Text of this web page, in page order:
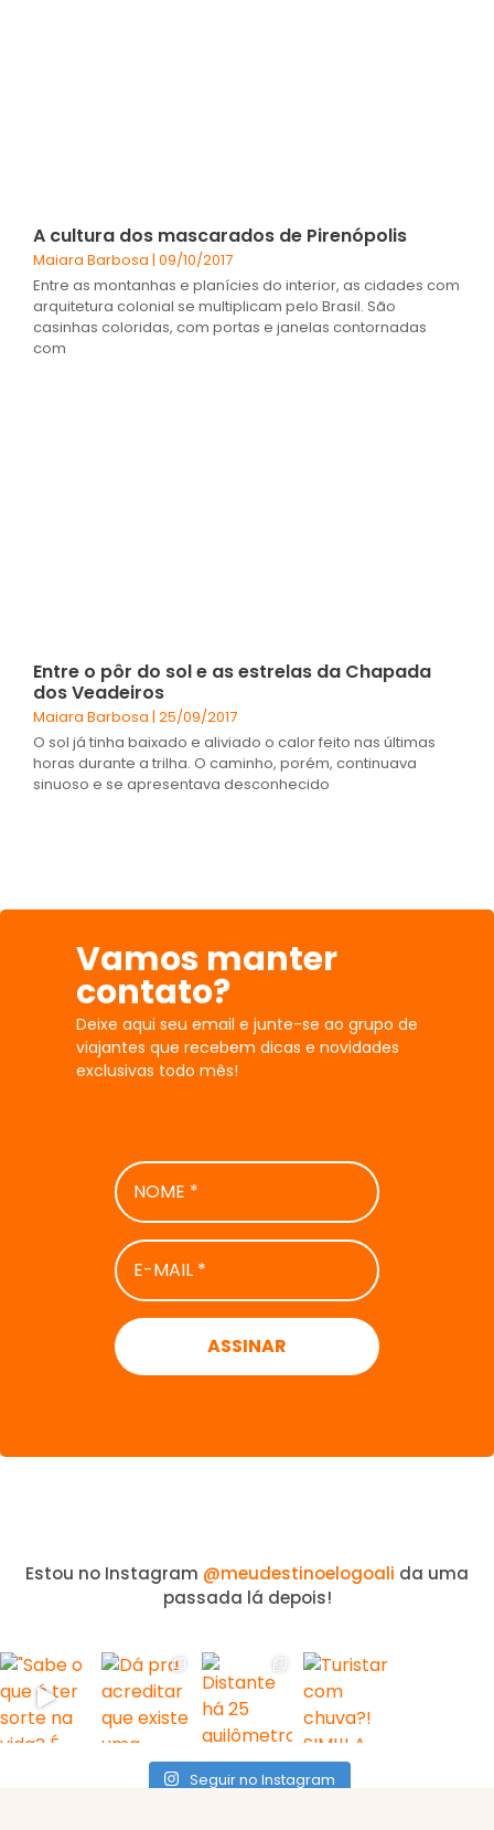
A cultura dos mascarados de Pirenópolis
Maiara Barbosa 09/10/2017
Entre as montanhas e planícies do interior, as cidades com
arquitetura colonial se multiplicam pelo Brasil. São
casinhas coloridas, com portas e janelas contornadas
com
Entre o pôr do sol e as estrelas da Chapada
dos Veadeiros
Maiara Barbosa 25/09/2017
O sol já tinha baixado e aliviado o calor feito nas últimas
horas durante a trilha. O caminho, porém, continuava
sinuoso e se apresentava desconhecido
Vamos manter
contato?
Deixe aqui seu email e junte-se ao grupo de
viajantes que recebem dicas e novidades
exclusivas todo mês!
NOME
*
E-
MAIL
*
Estou no Instagram @meudestinoelogoali da uma
passada lá depois!
Seguir no Instagram